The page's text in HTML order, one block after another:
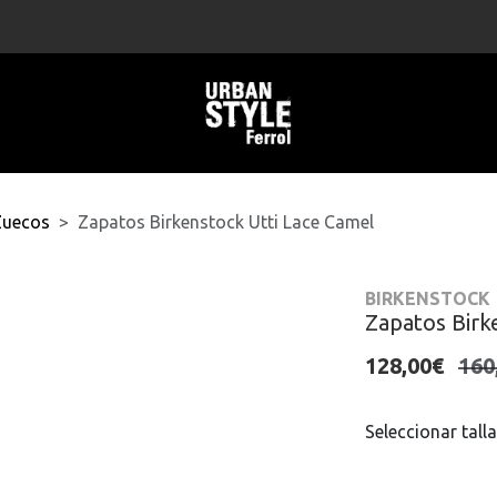
Zapatos Birkenstock Utti Lace Camel
BIRKENSTOCK
Zapatos
128,00€
Seleccionar talla